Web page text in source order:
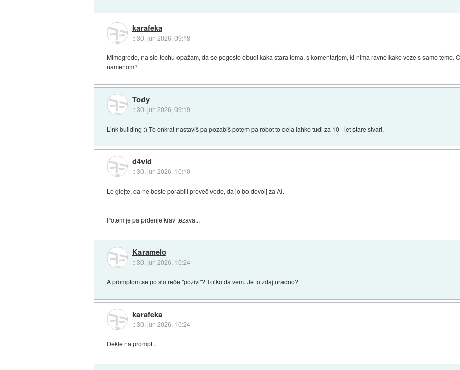
karafeka
::30. jun 2026, 09:18
Mimogrede, na slo-techu opažam, da se pogosto obudi kaka stara tema, s komentarjem, ki nima ravno kake veze s samo temo.
namenom?
Tody
::30. jun 2026, 09:19
Link building :) To enkrat nastaviš pa pozabiš potem pa robot to dela lahko tudi za 10+ let stare stvari,
d4vid
::30. jun 2026, 10:10
Le glejte, da ne boste porabili preveč vode, da jo bo dovolj za AI.
Potem je pa prdenje krav težava...
Karamelo
::30. jun 2026, 10:24
A promptom se po slo reče "pozivi"? Tolko da vem. Je to zdaj uradno?
karafeka
::30. jun 2026, 10:24
Dekle na prompt...